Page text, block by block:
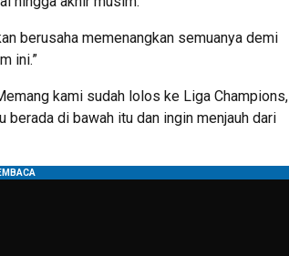
berusaha memenangkan semuanya demi
ini.”
kami sudah lolos ke Liga Champions,
di bawah itu dan ingin menjauh dari